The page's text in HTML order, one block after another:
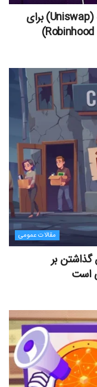
راه‌اندازی Pools.trade توسط یونی‌سواپ (Uniswap) برای
مقالات عمومی
بر
است